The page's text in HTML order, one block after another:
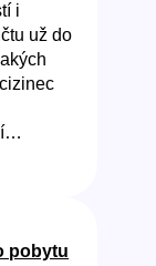
i
už do
pobytu